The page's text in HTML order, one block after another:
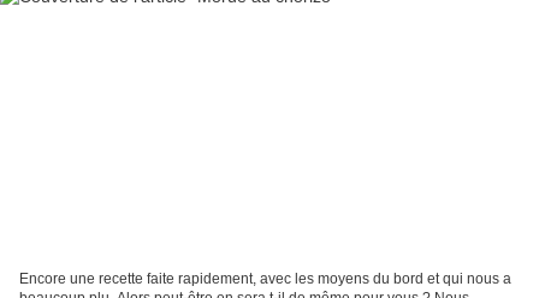
Encore une recette faite rapidement, avec les moyens du bord et qui nous a